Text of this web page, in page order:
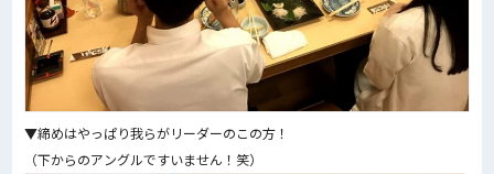
▼締めはやっぱり我らがリーダーのこの方！
（下からのアングルですいません！笑）